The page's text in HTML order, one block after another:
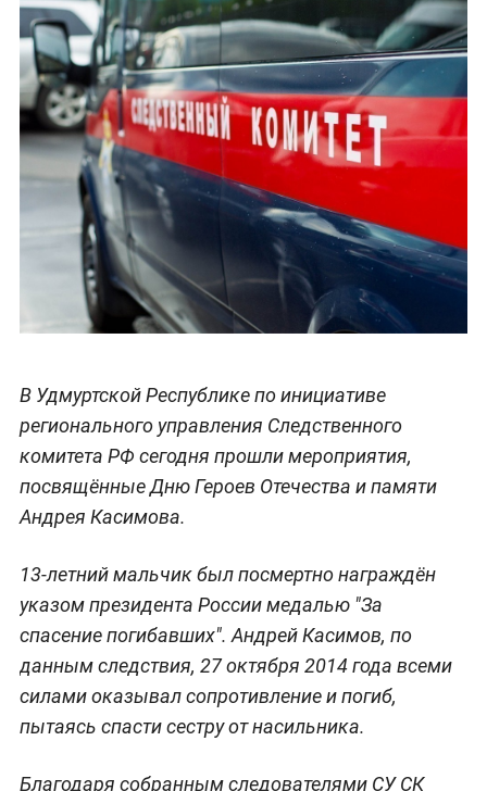
В Удмуртской Республике по инициативе
регионального управления Следственного
комитета РФ сегодня прошли мероприятия,
посвящённые Дню Героев Отечества и памяти
Андрея Касимова.
13-летний мальчик был посмертно награждён
указом президента России медалью "За
спасение погибавших". Андрей Касимов, по
данным следствия, 27 октября 2014 года всеми
силами оказывал сопротивление и погиб,
пытаясь спасти сестру от насильника.
Благодаря собранным следователями СУ СК